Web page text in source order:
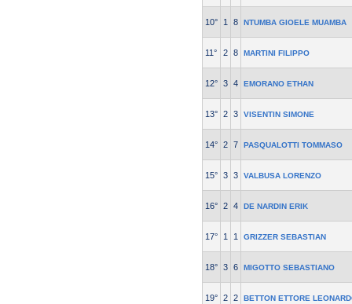
10° 1 8 NTUMBA GIOELE MUAMBA
11° 2 8 MARTINI FILIPPO
12° 3 4 EMORANO ETHAN
13° 2 3 VISENTIN SIMONE
14° 2 7 PASQUALOTTI TOMMASO
15° 3 3 VALBUSA LORENZO
16° 2 4 DE NARDIN ERIK
17° 1 1 GRIZZER SEBASTIAN
18° 3 6 MIGOTTO SEBASTIANO
19° 2 2 BETTON ETTORE